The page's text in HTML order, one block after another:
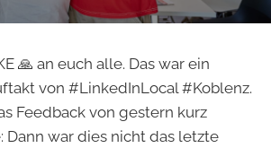
🙏 an euch alle. Das war ein
von #LinkedInLocal #Koblenz.
Feedback von gestern kurz
Dann war dies nicht das letzte